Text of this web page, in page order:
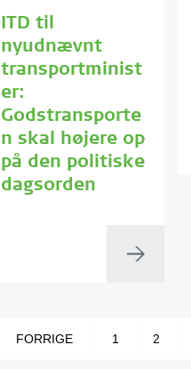
ITD til
nyudnævnt
transportminist
er:
Godstransporte
n skal højere op
på den politiske
dagsorden
FORRIGE 1 2